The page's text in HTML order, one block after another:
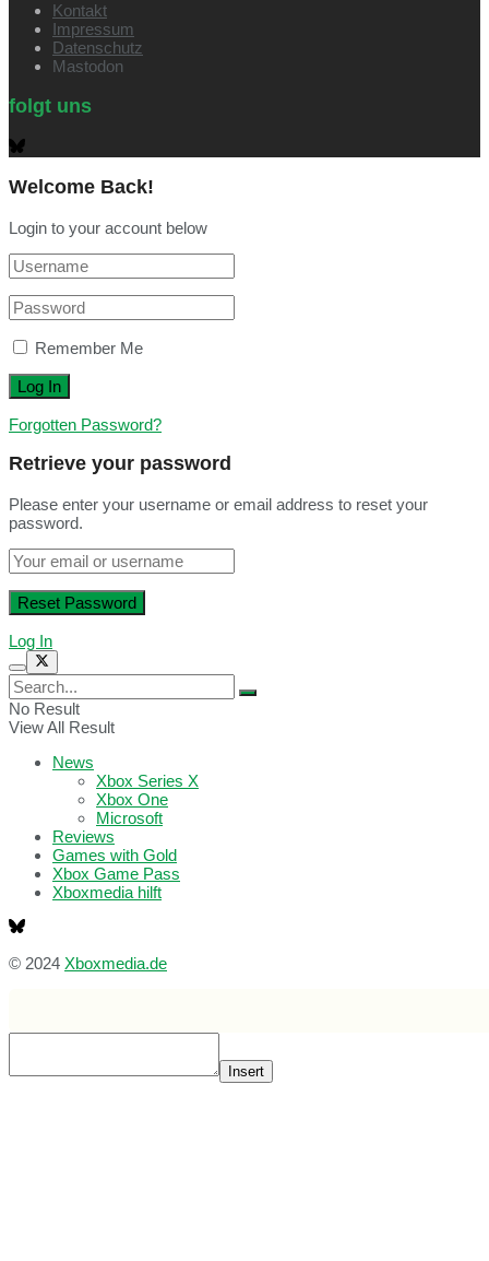
Kontakt
Impressum
Datenschutz
Mastodon
folgt uns
Welcome Back!
Login to your account below
Remember Me
Forgotten Password?
Retrieve your password
Please enter your username or email address to reset your
password.
Log In
No Result
View All Result
News
Xbox Series X
Xbox One
Microsoft
Reviews
Games with Gold
Xbox Game Pass
Xboxmedia hilft
© 2024 Xboxmedia.de
Insert